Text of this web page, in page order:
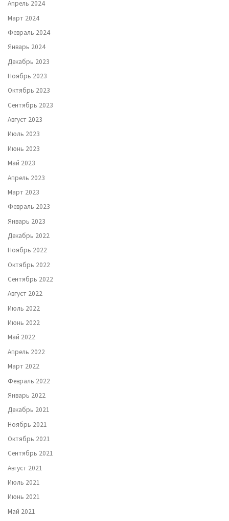
Апрель 2024
Март 2024
Февраль 2024
Январь 2024
Декабрь 2023
Ноябрь 2023
Октябрь 2023
Сентябрь 2023
Август 2023
Июль 2023
Июнь 2023
Май 2023
Апрель 2023
Март 2023
Февраль 2023
Январь 2023
Декабрь 2022
Ноябрь 2022
Октябрь 2022
Сентябрь 2022
Август 2022
Июль 2022
Июнь 2022
Май 2022
Апрель 2022
Март 2022
Февраль 2022
Январь 2022
Декабрь 2021
Ноябрь 2021
Октябрь 2021
Сентябрь 2021
Август 2021
Июль 2021
Июнь 2021
Май 2021